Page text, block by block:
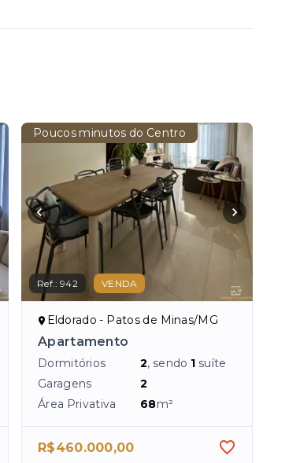
Poucos minutos do Centro
Ref.:942 VENDA
Eldorado - Patos de Minas/MG
Apartamento
Dormitórios 2, sendo 1 suíte
Garagens
2
Área Privativa
68m²
R$460.000,00